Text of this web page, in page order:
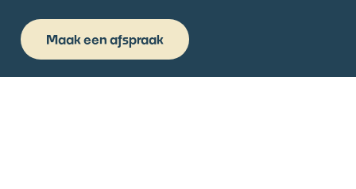
Maak een afspraak